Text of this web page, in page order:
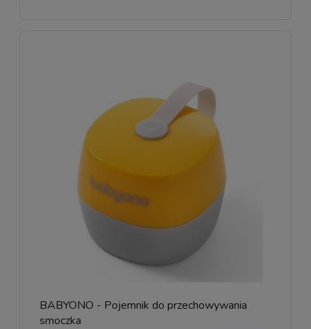
BABYONO - Pojemnik do przechowywania
smoczka